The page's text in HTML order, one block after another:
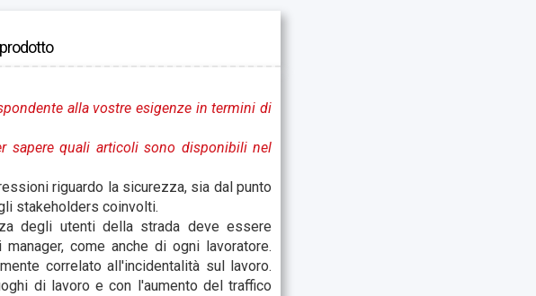
alla vostre esigenze in termini di
sapere quali articoli sono disponibili nel
riguardo la sicurezza, sia dal punto
stakeholders coinvolti.
degli utenti della strada deve essere
come anche di ogni lavoratore.
correlato all'incidentalità sul lavoro.
di lavoro e con l'aumento del traffico